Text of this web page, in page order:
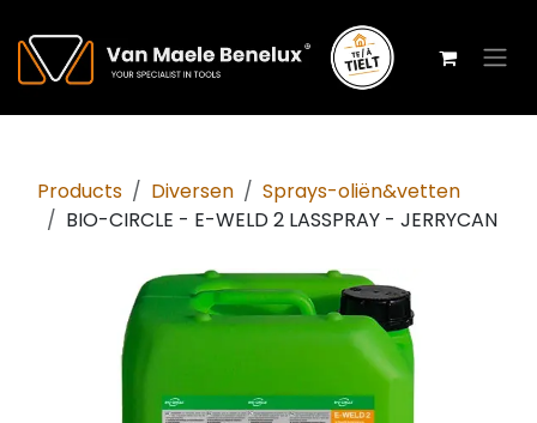
Products Diversen
Sprays-oliën&vetten
BIO-CIRCLE - E-WELD 2 LASSPRAY - JERRYCAN